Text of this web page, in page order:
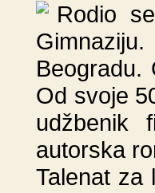
Rodio
Beogradu.
Od svoje
udžbenik
autorska
Talenat za